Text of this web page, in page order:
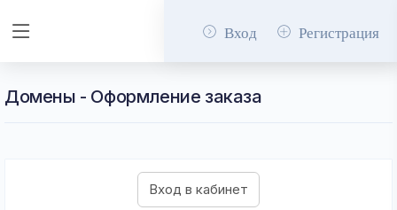
Вход Регистрация
Домены - Оформление заказа